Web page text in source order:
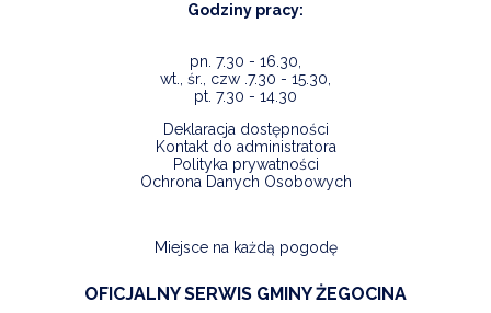
Godziny pracy:
pn. 7.30 - 16.30,
wt., śr., czw .7.30 - 15.30,
pt. 7.30 - 14.30
Deklaracja dostępności
Kontakt do administratora
Polityka prywatności
Ochrona Danych Osobowych
Miejsce na każdą pogodę
OFICJALNY SERWIS GMINY ŻEGOCINA